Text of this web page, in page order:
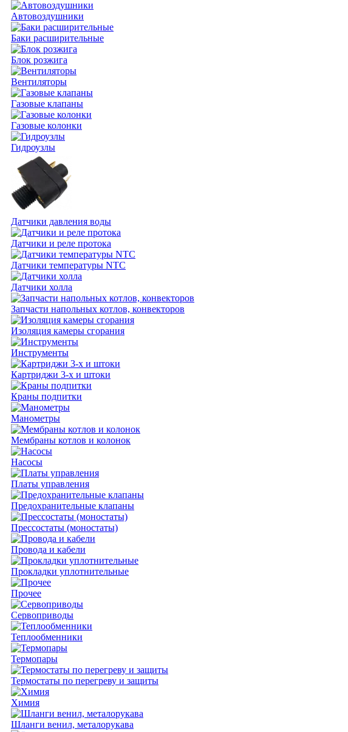
Автовоздушники
Баки расширительные
Блок розжига
Вентиляторы
Газовые клапаны
Газовые колонки
Гидроузлы
Датчики давления воды
Датчики и реле протока
Датчики температуры NTC
Датчики холла
Запчасти напольных котлов, конвекторов
Изоляция камеры сгорания
Инструменты
Картриджи 3-х и штоки
Краны подпитки
Манометры
Мембраны котлов и колонок
Насосы
Платы управления
Предохранительные клапаны
Прессостаты (моностаты)
Провода и кабели
Прокладки уплотнительные
Прочее
Сервоприводы
Теплообменники
Термопары
Термостаты по перегреву и защиты
Химия
Шланги венил, металорукава